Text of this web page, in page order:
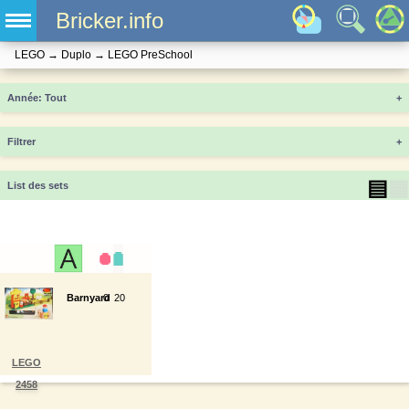
Bricker.info
LEGO → Duplo → LEGO PreSchool
Année +
Filtrer +
List des sets ▤
LEGO
2458
Barnyard
0 20